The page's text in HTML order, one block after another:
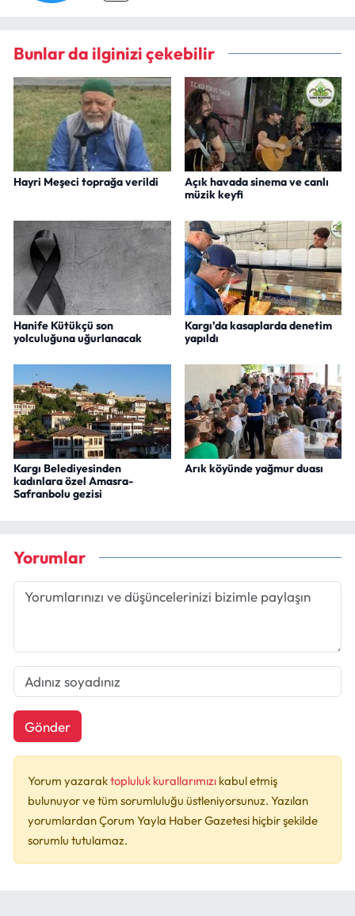
Bunlar da ilginizi çekebilir
Hayri Meşeci toprağa verildi
Açık havada sinema ve canlı
müzik keyfi
Hanife Kütükçü son
yolculuğuna uğurlanacak
Kargı’da kasaplarda denetim
yapıldı
Kargı Belediyesinden
kadınlara özel Amasra-
Safranbolu gezisi
Arık köyünde yağmur duası
Yorumlar
Gönder
Yorum yazaraktopluluk kurallarımızı kabul etmiş
bulunuyor ve tüm sorumluluğu üstleniyorsunuz. Yazılan
yorumlardan Çorum Yayla Haber Gazetesi hiçbir şekilde
sorumlu tutulamaz.